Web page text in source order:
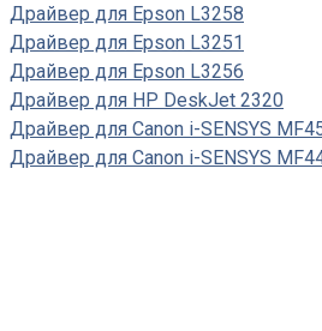
Драйвер для Epson L3258
Драйвер для Epson L3251
Драйвер для Epson L3256
Драйвер для HP DeskJet 2320
Драйвер для Canon i-SENSYS
Драйвер для Canon i-SENSYS